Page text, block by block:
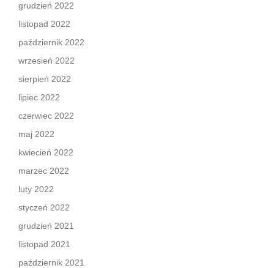
grudzień 2022
listopad 2022
październik 2022
wrzesień 2022
sierpień 2022
lipiec 2022
czerwiec 2022
maj 2022
kwiecień 2022
marzec 2022
luty 2022
styczeń 2022
grudzień 2021
listopad 2021
październik 2021